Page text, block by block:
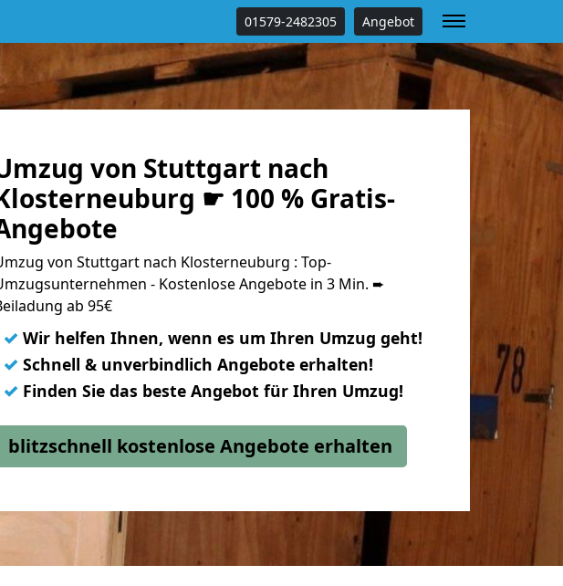
01579-2482305 Angebot
von Stuttgart nach
☛ 100 % Gratis-
von Stuttgart nach Klosterneuburg : Top-
- Kostenlose Angebote in 3 Min. ➨
ab 95€
✓ Wir helfen Ihnen, wenn es um Ihren Umzug geht!
✓ Schnell & unverbindlich Angebote erhalten!
✓ Finden Sie das beste Angebot für Ihren Umzug!
blitzschnell kostenlose Angebote erhalten